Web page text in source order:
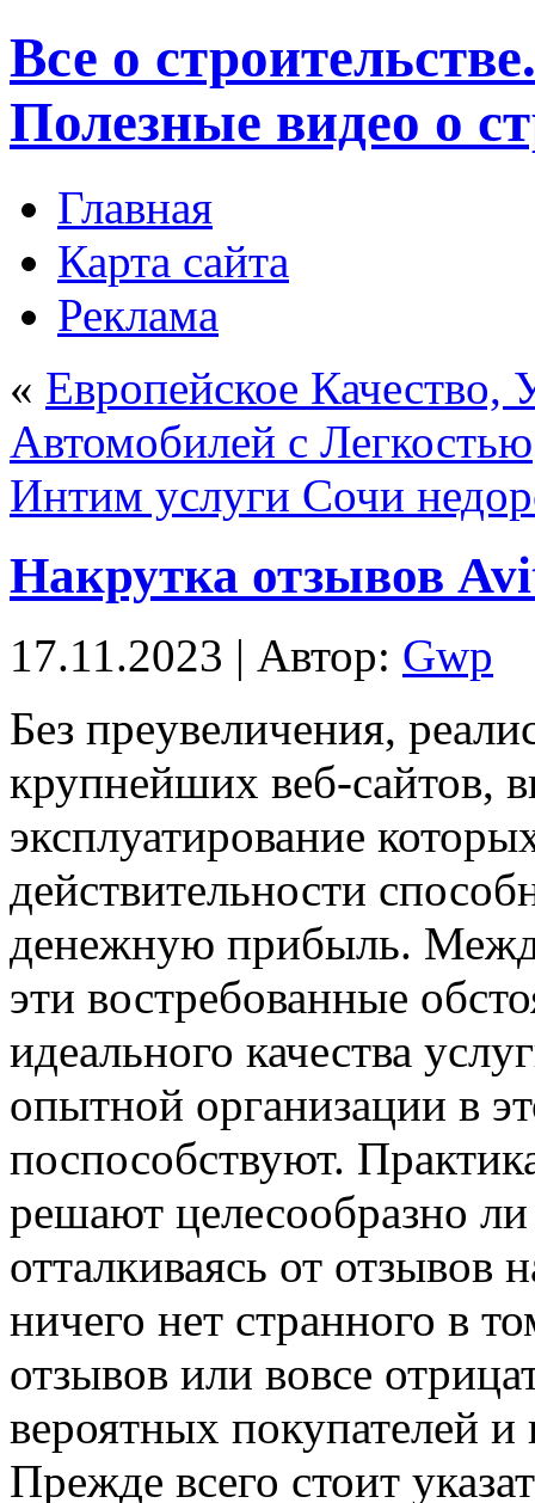
Все о
Полезные видео о
Главная
Карта сайта
Реклама
« Европейское Качество,
Автомобилей с Легкостью
Интим услуги Сочи
Накрутка отзывов
17.11.2023 | Автор: Gwp
Бeз прeувeличeния,
крупнейших веб-сайтов,
эксплуатирование
действительности
денежную прибыль.
эти востребованные
идеального качества
опытной организации в
поспособствуют.
решают целесообразно
отталкиваясь от отзывов
ничего нет странного в
отзывов или вовсе
вероятных покупателей
Прежде всего стоит